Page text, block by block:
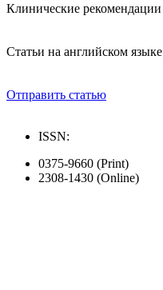
Клинические рекомендации
Статьи на английском языке
Отправить статью
ISSN:
0375-9660 (Print)
2308-1430 (Online)